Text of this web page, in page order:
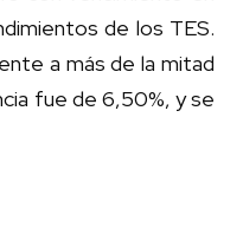
de los TES.
a más de la mitad
fue de 6,50%, y se